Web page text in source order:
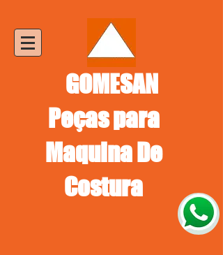
GOMESAN
Peças para
Maquina De
Costura